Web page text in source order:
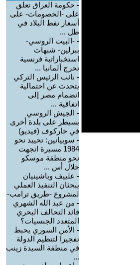
- حكومة العراق تعلق
على -الخصومات- على
أسعار نفط البلاد في
ظل ...
- -البيت الروسي-
ببرلين- شبهات
استخباراتية فرنسية
تحرج ألمانيا ...
- نائب الرئيس التركي
يتحدث عن احتمالية
انضمام مصر إلى
اتفاقية ...
- الجيش الروسي
يسيطر على بلدة أخرى
في خاركوف (فيديو)
- سوبيانين: تحييد نحو
1984 مسيرة اتجهت
نحو منطقة موسكو
خلال أس ...
- علييف وباشينيان
يبحثان التنفيذ العملي
لمشروع -طريق ترامب-
- من عبد الله الشهري
قائد التحالف البحري
المتعدد الجنسيات؟
- الأمن السوري يحبط
تفجيرا لتنظيم الدولة
في منطقة السيدة زينب
...